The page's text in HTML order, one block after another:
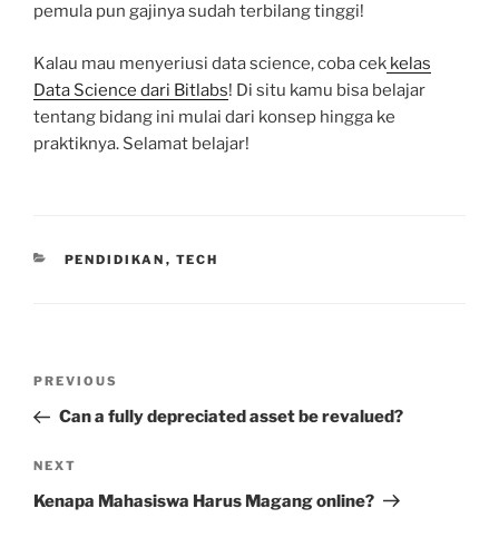
pemula pun gajinya sudah terbilang tinggi!
Kalau mau menyeriusi data science, coba cek kelas
Data Science dari Bitlabs! Di situ kamu bisa belajar
tentang bidang ini mulai dari konsep hingga ke
praktiknya. Selamat belajar!
CATEGORIES
PENDIDIKAN , TECH
Previous
Post
PREVIOUS
Can a fully depreciated asset be revalued?
Next
Post
NEXT
Kenapa Mahasiswa Harus Magang online?